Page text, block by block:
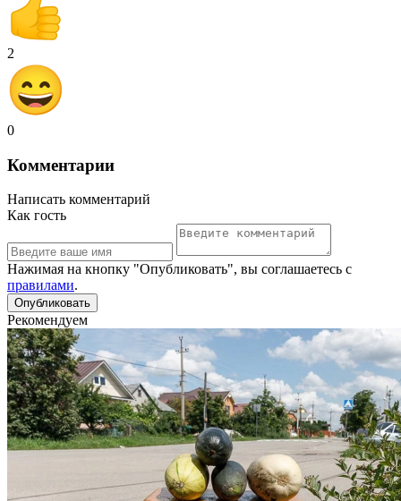
2
0
Комментарии
Написать комментарий
Как гость
Нажимая на кнопку "Опубликовать", вы соглашаетесь с
правилами.
Рекомендуем